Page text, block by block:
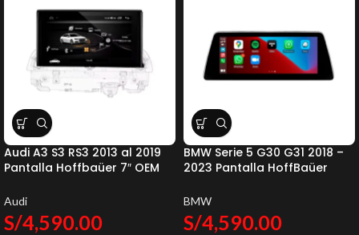
Audi A3 S3 RS3 2013 al 2019
Pantalla Hoffbaüer 7″ OEM
Audi
S/4,590.00
BMW Serie 5 G30 G31 2018 –
2023 Pantalla HoffBaüer
Android Auto Hoffmann &
Baüer
BMW
S/4,590.00